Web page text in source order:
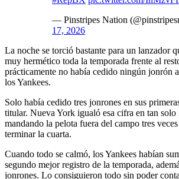
— Pinstripes Nation
17, 2026
La noche se torció bastante para un lanzador
muy hermético toda la temporada frente al
prácticamente no había cedido ningún jonrón
los Yankees.
Solo había cedido tres jonrones en sus
titular. Nueva York igualó esa cifra en tan solo
mandando la pelota fuera del campo tres
terminar la cuarta.
Cuando todo se calmó, los Yankees habían
segundo mejor registro de la temporada,
jonrones. Lo consiguieron todo sin poder